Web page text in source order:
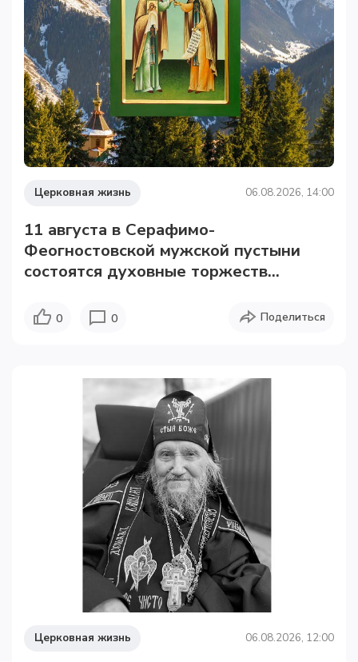
Церковная жизнь 06.08.2026, 14:00
11 августа в Серафимо-
Феогностовской мужской пустыни
состоятся духовные торжеств...
0 0 Поделиться
Церковная жизнь 06.08.2026, 12:00